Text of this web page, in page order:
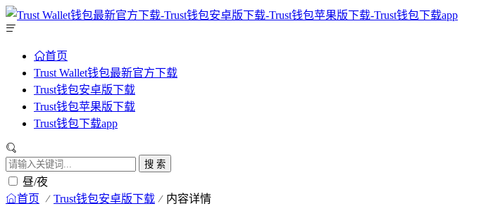
首页
Trust Wallet钱包最新官方下载
Trust钱包安卓版下载
Trust钱包苹果版下载
Trust钱包下载app
搜 索
昼/夜
首页 Trust钱包安卓版下载 内容详情